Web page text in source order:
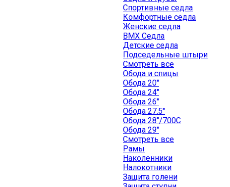
Спортивные седла
Комфортные седла
Женские седла
BMX Седла
Детские седла
Подседельные штыри
Смотреть все
Обода и спицы
Обода 20"
Обода 24"
Обода 26"
Обода 27.5"
Обода 28"/700C
Обода 29"
Смотреть все
Рамы
Наколенники
Налокотники
Защита голени